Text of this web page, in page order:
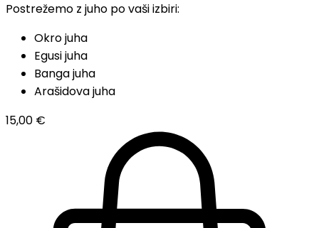
Postrežemo z juho po vaši izbiri:
Okro juha
Egusi juha
Banga juha
Arašidova juha
15,00 €